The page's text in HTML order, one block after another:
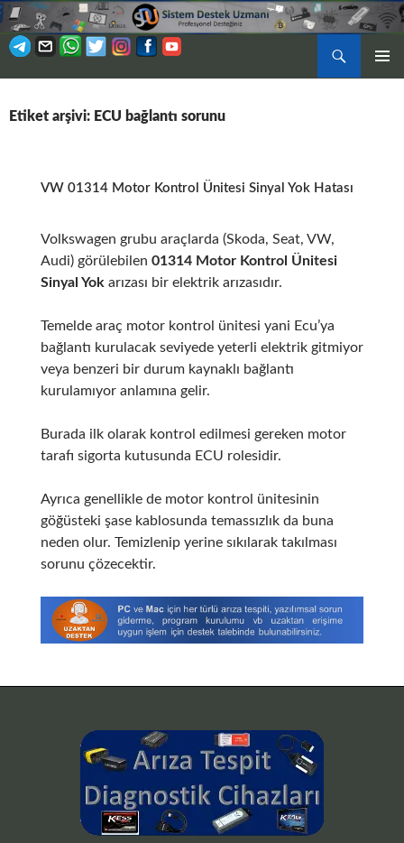
Ara
ATLA
Etiket arşivi: ECU bağlantı sorunu
VW 01314 Motor Kontrol Ünitesi Sinyal Yok Hatası
Volkswagen grubu araçlarda (Skoda, Seat, VW,
Audi) görülebilen 01314 Motor Kontrol Ünitesi
Sinyal Yok arızası bir elektrik arızasıdır.
Temelde araç motor kontrol ünitesi yani Ecu’ya
bağlantı kurulacak seviyede yeterli elektrik gitmiyor
veya benzeri bir durum kaynaklı bağlantı
kurulamıyor anlamına gelir.
Burada ilk olarak kontrol edilmesi gereken motor
tarafı sigorta kutusunda ECU rolesidir.
Ayrıca genellikle de motor kontrol ünitesinin
göğüsteki şase kablosunda temassızlık da buna
neden olur. Temizlenip yerine sıkılarak takılması
sorunu çözecektir.